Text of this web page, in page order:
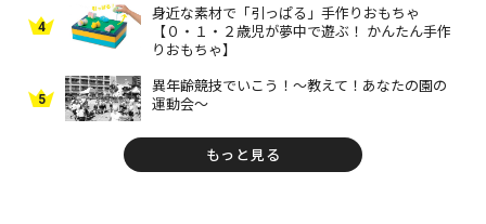
4
身近な素材で「引っぱる」手作りおもちゃ
【０・１・２歳児が夢中で遊ぶ！ かんたん手作
りおもちゃ】
5
異年齢競技でいこう！～教えて！あなたの園の
運動会～
もっと見る